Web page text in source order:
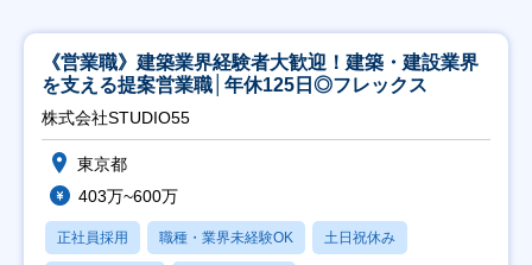
《営業職》建築業界経験者大歓迎！建築・建設業界
を支える提案営業職│年休125日◎フレックス
株式会社STUDIO55
東京都
403万~600万
正社員採用 職種・業界未経験OK 土日祝休み